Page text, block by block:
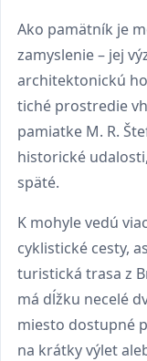
Ako pamätník je
zamyslenie – jej
architektonickú
tiché prostredie
pamiatke M. R.
historické
späté.
K mohyle vedú
cyklistické cesty,
turistická trasa z
má dĺžku necelé
miesto dostupné
na krátky výlet